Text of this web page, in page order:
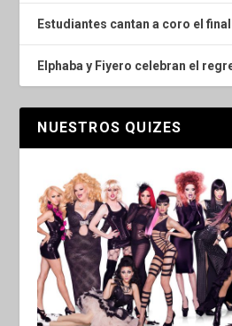
Estudiantes cantan a coro el
Elphaba y Fiyero celebran el
NUESTROS QUIZES